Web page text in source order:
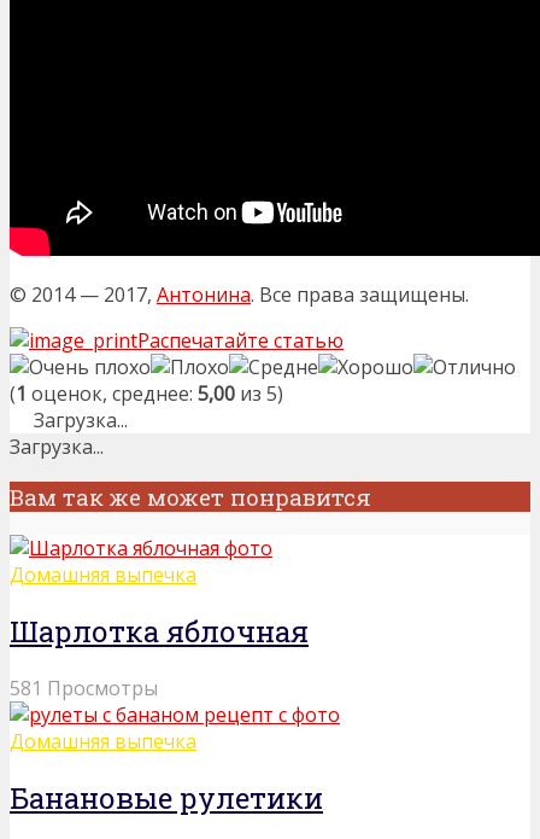
© 2014 — 2017, Антонина. Все права защищены.
Распечатайте статью
(1 оценок, среднее: 5,00 из 5)
Загрузка...
Загрузка...
Вам так же может понравится
Домашняя выпечка
Шарлотка яблочная
581 Просмотры
Домашняя выпечка
Банановые рулетики